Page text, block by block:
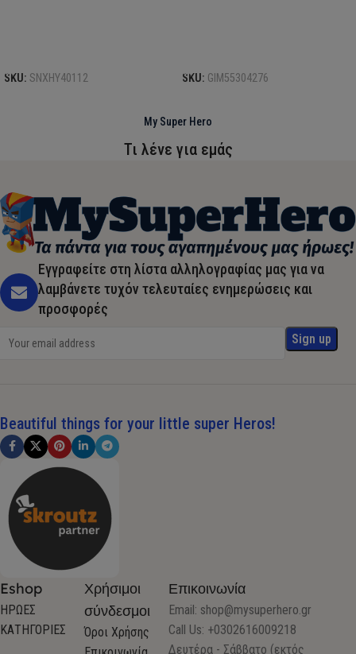
SKU: SNXHY40112 SKU: GIM55304276
My Super Hero
Τι λένε για εμάς
Εγγραφείτε στη λίστα αλληλογραφίας μας για να
λαμβάνετε τυχόν τελευταίες ενημερώσεις και
προσφορές
Beautiful things for your little super Heros!
Eshop
ΗΡΩΕΣ
ΚΑΤΗΓΟΡΙΕΣ
Χρήσιμοι
σύνδεσμοι
Όροι Χρήσης
Επικοινωνία
Email: shop@mysuperhero.gr
Call Us: +0302616009218
Δευτέρα - Σάββατο (εκτός